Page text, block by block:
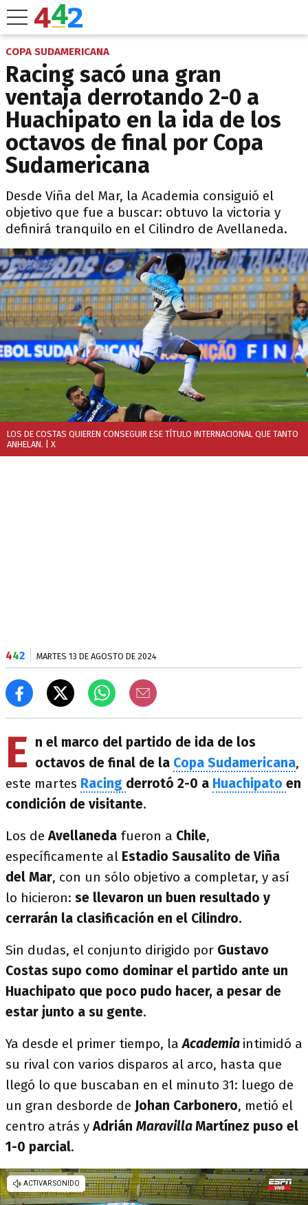
COPA SUDAMERICANA
Racing sacó una gran
ventaja derrotando 2-0 a
Huachipato en la ida de los
octavos de final por Copa
Sudamericana
Desde Viña del Mar, la Academia consiguió el
objetivo que fue a buscar: obtuvo la victoria y
definirá tranquilo en el Cilindro de Avellaneda.
LOS DE COSTAS QUIEREN CONSEGUIR ESE TÍTULO INTERNACIONAL QUE TANTO
ANHELAN. | X
442 MARTES 13 DE AGOSTO DE 2024
E n el marco del partido de ida de los
octavos de final de la Copa Sudamericana,
este martes Racing derrotó 2-0 a Huachipato en
condición de visitante.
Los deAvellaneda fueron a Chile,
específicamente al Estadio Sausalito de Viña
del Mar, con un sólo objetivo a completar, y así
lo hicieron: se llevaron un buen resultado y
cerrarán la clasificación en el Cilindro.
Sin dudas, el conjunto dirigido por Gustavo
Costas supo como dominar el partido ante un
Huachipato que poco pudo hacer, a pesar de
estar junto a su gente.
Ya desde el primer tiempo, laAcademia intimidó a
su rival con varios disparos al arco, hasta que
llegó lo que buscaban en el minuto 31: luego de
un gran desborde de Johan Carbonero, metió el
centro atrás yAdrián MaravillaMartínez puso el
1-0 parcial.